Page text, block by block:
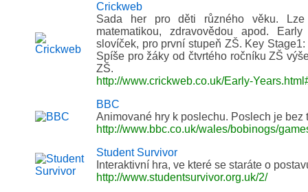
Crickweb
Sada her pro děti různého věku.
matematikou, zdravovědou apod.
slovíček, pro první stupeň ZŠ. Key
Spíše pro žáky od čtvrtého ročníku ZŠ
ZŠ.
http://www.crickweb.co.uk/Early-
BBC
Animované hry k poslechu. Poslech je bez
http://www.bbc.co.uk/wales/bobinogs/
Student Survivor
Interaktivní hra, ve které se staráte o
http://www.studentsurvivor.org.uk/2/